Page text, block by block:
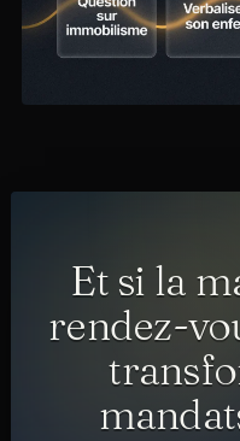
Et si la
rendez-